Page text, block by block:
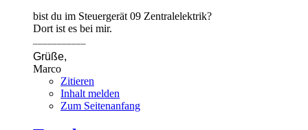
bist du im Steuergerät 09 Zentralelektrik?
Dort ist es bei mir.
Grüße,
Marco
Zitieren
Inhalt melden
Zum Seitenanfang